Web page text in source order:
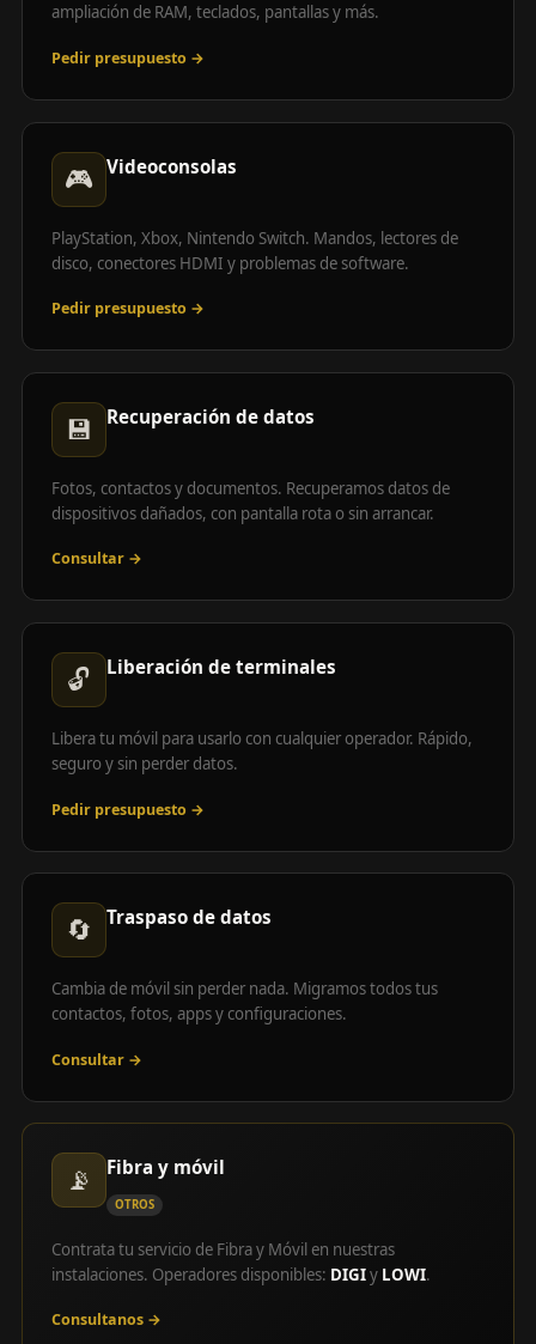
ampliación de RAM, teclados, pantallas y más.
Pedir presupuesto →
🎮 Videoconsolas
PlayStation, Xbox, Nintendo Switch. Mandos, lectores de
disco, conectores HDMI y problemas de software.
Pedir presupuesto →
💾 Recuperación de datos
Fotos, contactos y documentos. Recuperamos datos de
dispositivos dañados, con pantalla rota o sin arrancar.
Consultar →
🔓 Liberación de terminales
Libera tu móvil para usarlo con cualquier operador. Rápido,
seguro y sin perder datos.
Pedir presupuesto →
🔄 Traspaso de datos
Cambia de móvil sin perder nada. Migramos todos tus
contactos, fotos, apps y configuraciones.
Consultar →
📡 Fibra y móvil
OTROS
Contrata tu servicio de Fibra y Móvil en nuestras
instalaciones. Operadores disponibles: DIGIy LOWI.
Consultanos →